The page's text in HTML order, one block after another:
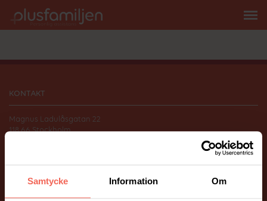
Samtycke Information Om
KONTAKT
Magnus Ladulåsgatan 22
118 66 Stockholm
FÖLJ OSS